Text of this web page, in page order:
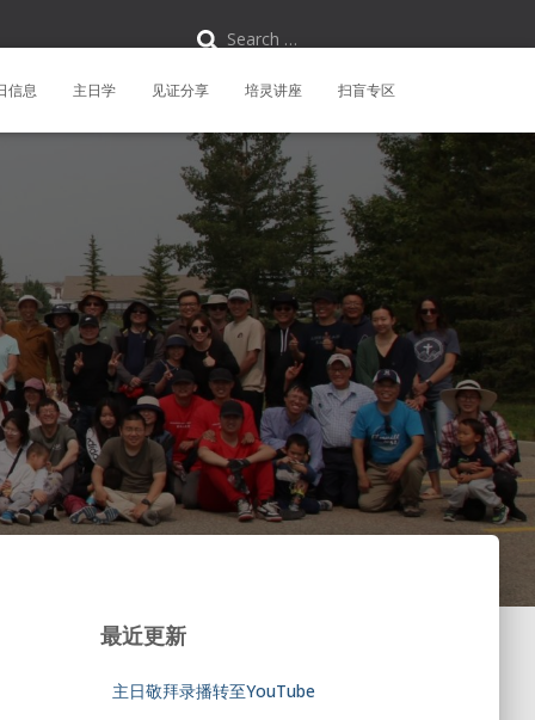
f
r
Search …
信息 主日学 见证分享 培灵讲座 扫盲专区
最近更新
主日敬拜录播转至YouTube